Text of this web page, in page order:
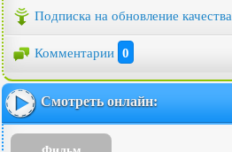
Подписка на обновление качества
Комментарии 0
Смотреть онлайн: